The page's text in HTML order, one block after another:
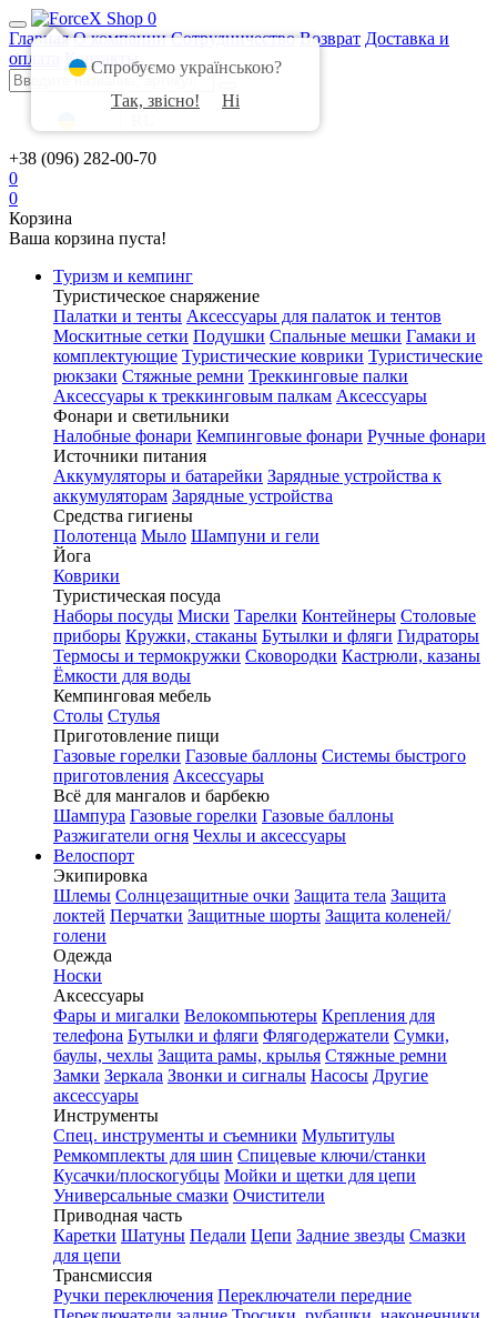
0
Главная О компании Сотрудничество Возврат Доставка и
оплата
Контакты
+38 (096) 282-00-70
0
0
Корзина
Ваша корзина пуста!
Туризм и кемпинг
Туристическое снаряжение
Палатки и тенты Аксессуары для палаток и тентов
Москитные сетки Подушки Спальные мешки Гамаки и
комплектующие Туристические коврики Туристические
рюкзаки Стяжные ремни Треккинговые палки
Аксессуары к треккинговым палкам Аксессуары
Фонари и светильники
Налобные фонари Кемпинговые фонари Ручные фонари
Источники питания
Аккумуляторы и батарейки Зарядные устройства к
аккумуляторам Зарядные устройства
Средства гигиены
Полотенца Мыло Шампуни и гели
Йога
Коврики
Туристическая посуда
Наборы посуды Миски Тарелки Контейнеры Столовые
приборы Кружки, стаканы Бутылки и фляги Гидраторы
Термосы и термокружки Сковородки Кастрюли, казаны
Ёмкости для воды
Кемпинговая мебель
Столы Стулья
Приготовление пищи
Газовые горелки Газовые баллоны Системы быстрого
приготовления Аксессуары
Всё для мангалов и барбекю
Шампура Газовые горелки Газовые баллоны
Разжигатели огня Чехлы и аксессуары
Велоспорт
Экипировка
Шлемы Солнцезащитные очки Защита тела Защита
локтей Перчатки Защитные шорты Защита коленей/
голени
Одежда
Носки
Аксессуары
Фары и мигалки Велокомпьютеры Крепления для
телефона Бутылки и фляги Флягодержатели Сумки,
баулы, чехлы Защита рамы, крылья Стяжные ремни
Замки Зеркала Звонки и сигналы Насосы Другие
аксессуары
Инструменты
Спец. инструменты и съемники Мультитулы
Ремкомплекты для шин Спицевые ключи/станки
Кусачки/плоскогубцы Мойки и щетки для цепи
Универсальные смазки Очистители
Приводная часть
Каретки Шатуны Педали Цепи Задние звезды Смазки
для цепи
Трансмиссия
Ручки переключения Переключатели передние
Спробуємо українською?
Так, звісно!
Ні